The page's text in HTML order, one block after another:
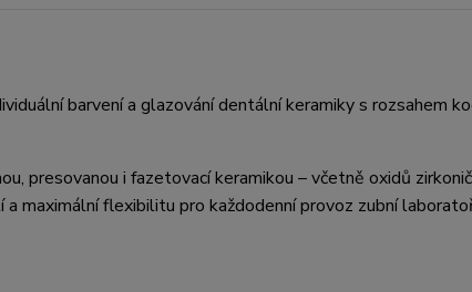
barvení a glazování dentální keramiky s rozsahem
presovanou i fazetovací keramikou – včetně oxidů
maximální flexibilitu pro každodenní provoz zubní